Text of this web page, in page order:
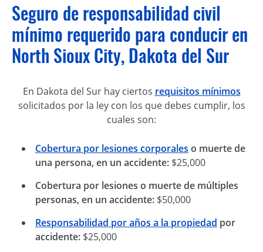
Seguro de responsabilidad civil
mínimo requerido para conducir en
North Sioux City, Dakota del Sur
En Dakota del Sur hay ciertos requisitos mínimos
solicitados por la ley con los que debes cumplir, los
cuales son:
Cobertura por lesiones corporales o muerte de
una persona, en un accidente: $25,000
Cobertura por lesiones o muerte de múltiples
personas, en un accidente: $50,000
Responsabilidad por años a la propiedad por
accidente: $25,000